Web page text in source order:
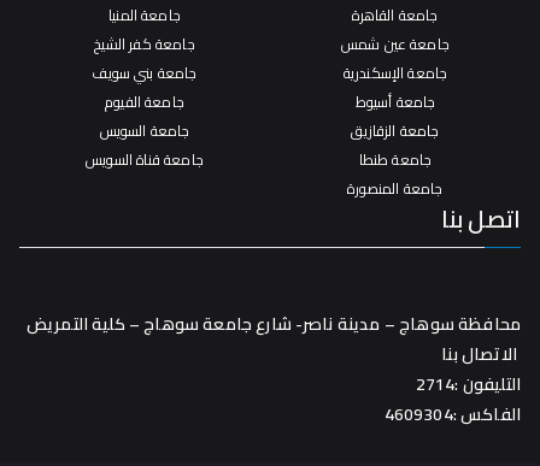
جامعة القاهرة
جامعة عين شمس
جامعة الإسكندرية
جامعة أسيوط
جامعة الزقازيق
جامعة طنطا
جامعة المنصورة
جامعة المنيا
جامعة كفر الشيخ
جامعة بني سويف
جامعة الفيوم
جامعة السويس
جامعة قناة السويس
اتصل بنا
محافظة سوهاج – مدينة ناصر- شارع جامعة سوهاج – كلية التمريض
الاتصال بنا
التليفون :2714
الفاكس :4609304